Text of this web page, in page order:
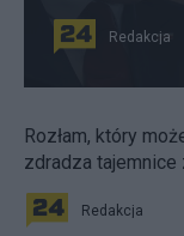
Redakcja
Rozłam, który
zdradza
Redakcja